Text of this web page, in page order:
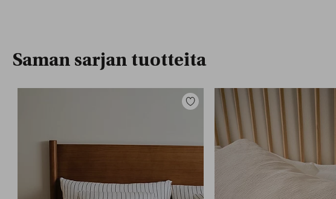
Saman sarjan tuotteita
Lisää
suosikkeihin